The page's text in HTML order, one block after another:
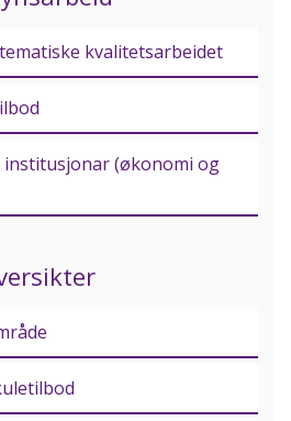
kvalitetsarbeidet
institusjonar (økonomi og